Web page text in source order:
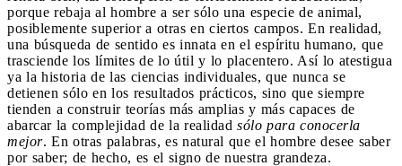
porque rebaja al hombre a ser sólo una especie de animal,
posiblemente superior a otras en ciertos campos. En realidad,
una búsqueda de sentido es innata en el espíritu humano, que
trasciende los límites de lo útil y lo placentero. Así lo atestigua
ya la historia de las ciencias individuales, que nunca se
detienen sólo en los resultados prácticos, sino que siempre
tienden a construir teorías más amplias y más capaces de
abarcar la complejidad de la realidad sólo para conocerla
mejor. En otras palabras, es natural que el hombre desee saber
por saber; de hecho, es el signo de nuestra grandeza.